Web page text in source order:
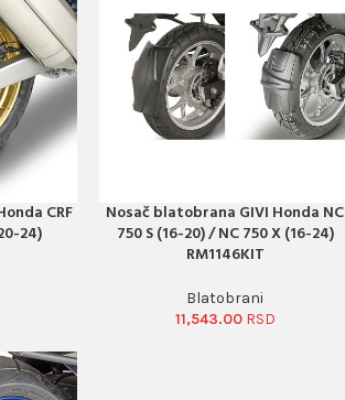
CRF
24)
PORUČI ODMAH
Nosač blatobrana GIVI Honda NC
750 S (16-20) / NC 750 X (16-24)
RM1146KIT
Blatobrani
11,543.00